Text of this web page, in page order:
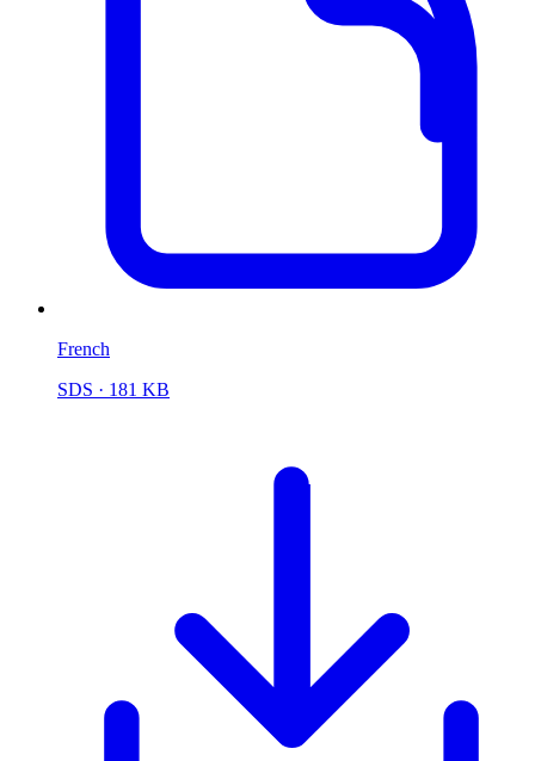
French
SDS · 181 KB